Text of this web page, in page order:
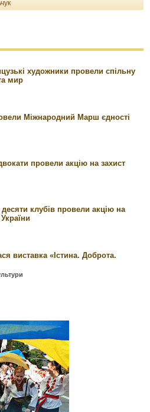
художники провели спільну
мир
Міжнародний Марш єдності
провели акцію на захист
клубів провели акцію на
виставка «Істина. Доброта.